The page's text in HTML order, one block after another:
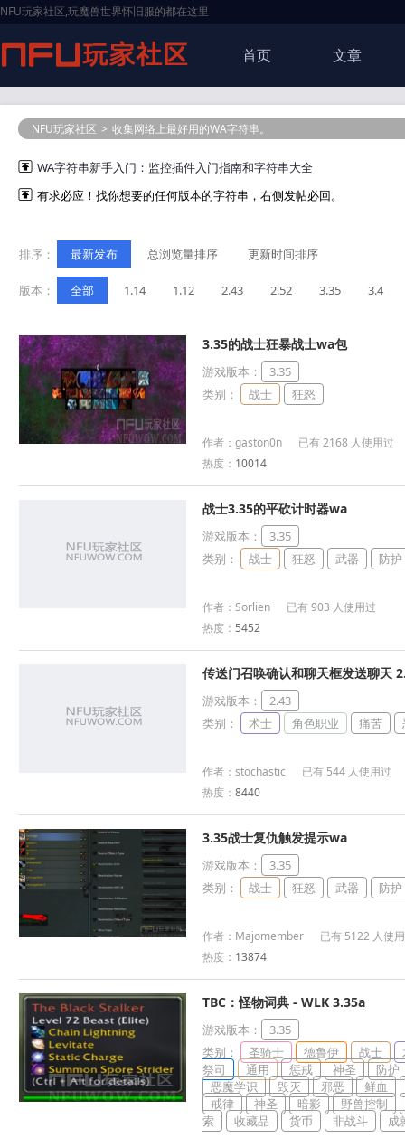
NFU玩家社区,玩魔兽世界怀旧服的都在这里
首页 文章
NFU玩家社区 > 收集网络上最好用的WA字符串。
WA字符串新手入门：监控插件入门指南和字符串大全
有求必应！找你想要的任何版本的字符串，右侧发帖必回。
排序： 最新发布 总浏览量排序 更新时间排序
版本： 全部 1.14 1.12 2.43 2.52 3.35 3.4
3.35的战士狂暴战士wa包
游戏版本：
3.35
类别：
战士 狂怒
作者：gaston0n 已有 2168 人使用过
热度： 10014
战士3.35的平砍计时器wa
游戏版本：
3.35
类别：
战士 狂怒 武器 防护
作者：Sorlien 已有 903 人使用过
热度： 5452
传送门召唤确认和聊天框发送聊天
游戏版本：
2.43
类别：
术士 角色职业 痛苦
作者：stochastic 已有 544 人使用过
热度： 8440
3.35战士复仇触发提示wa
游戏版本：
3.35
类别：
战士 狂怒 武器 防护
作者：Majomember 已有 5122 人使
热度： 13874
TBC：怪物词典 - WLK 3.35a
游戏版本：
3.35
类别：
圣骑士 德鲁伊 战士
祭司
通用 惩戒 神圣
防护
恶魔学识
毁灭 邪恶
鲜血
戒律
神圣 暗影
野兽控制
索
收藏品 货币 非战斗 成